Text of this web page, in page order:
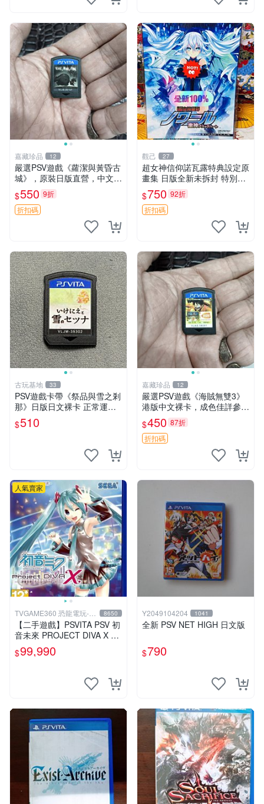
嘉藏珍品 12
嚴選PSV遊戲《蘿潔與黃昏古
城》，原裝日版直營，中文簡
體字顯示 蘿潔 黃昏 古城
$550 9折
折扣碼
觀己 27
超女神信仰諾瓦露特典設定原
畫集 日版全新未拆封 特別推
薦 收藏必備 PSV 游戲 發售限
定 原創漫畫 限量版 PSV 游戲
超女神信仰諾瓦露 原畫集 日
$750 92折
折扣碼
古玩基地 33
PSV遊戲卡帶《祭品與雪之剎
那》日版日文裸卡 正常運行
限索尼PSV機器專用 避免誤
買 祭品 雪之剎那 PSV
$510
嘉藏珍品 12
嚴選PSV遊戲《海賊無雙3》
港版中文裸卡，成色佳詳參照
照片 製作畫面重制 動作遊戲
PS3版 動作游戲 無雙系列
$450 87折
折扣碼
人氣賣家
TVGAME360 恐龍電玩-台
中店
8650
【二手遊戲】PSVITA PSV 初
音未來 PROJECT DIVA X 名
伶計畫X 中文版【台中恐龍電
玩】
$99,990
Y2049104204 1041
全新 PSV NET HIGH 日文版
$790